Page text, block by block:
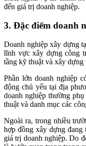
đến giá trị doanh nghiệp.
3. Đặc điểm doanh
Doanh nghiệp xây dựng
lĩnh vực xây dựng công
tầng kỹ thuật và xây
Phần lớn doanh nghiệp
động chủ yếu tại địa
doanh nghiệp thường
thuật và danh mục các
Ngoài ra, trong nhiều
hợp đồng xây dựng
giá trị doanh nghiệp. Do